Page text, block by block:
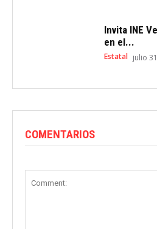
Invita INE
en el...
Estatal julio
COMENTARIOS